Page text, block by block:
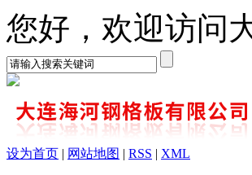
您好，欢迎访问
设为首页 | 网站地图 | RSS | XML